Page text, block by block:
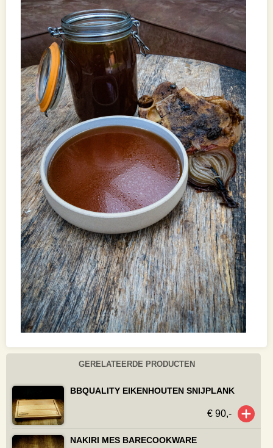
GERELATEERDE PRODUCTEN
BBQUALITY EIKENHOUTEN SNIJPLANK
€ 90,-
NAKIRI MES BARECOOKWARE